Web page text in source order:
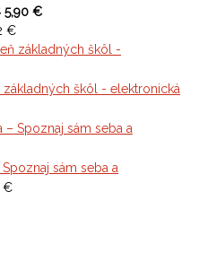
5,90 €
€
základných škôl - elektronická
sám seba a
€